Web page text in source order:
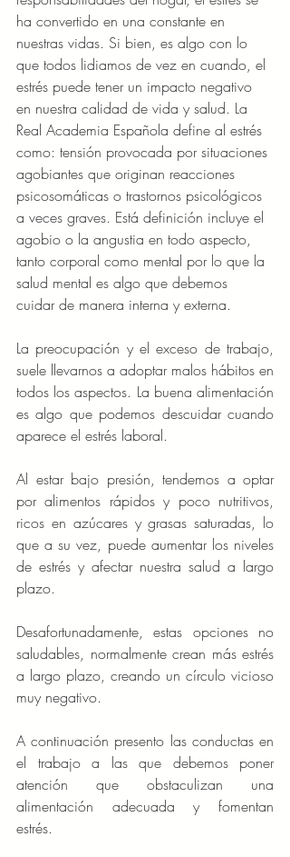
ha convertido en una constante en
nuestras vidas. Si bien, es algo con lo
que todos lidiamos de vez en cuando, el
estrés puede tener un impacto negativo
en nuestra calidad de vida y salud. La
Real Academia Española define al estrés
como: tensión provocada por situaciones
agobiantes que originan reacciones
psicosomáticas o trastornos psicológicos
a veces graves. Está definición incluye el
agobio o la angustia en todo aspecto,
tanto corporal como mental por lo que la
salud mental es algo que debemos
cuidar de manera interna y externa.
La preocupación y el exceso de trabajo,
suele llevarnos a adoptar malos hábitos en
todos los aspectos. La buena alimentación
es algo que podemos descuidar cuando
aparece el estrés laboral.
Al estar bajo presión, tendemos a optar
por alimentos rápidos y poco nutritivos,
ricos en azúcares y grasas saturadas, lo
que a su vez, puede aumentar los niveles
de estrés y afectar nuestra salud a largo
plazo.
Desafortunadamente, estas opciones no
saludables, normalmente crean más estrés
a largo plazo, creando un círculo vicioso
muy negativo.
A continuación presento las conductas en
el trabajo a las que debemos poner
atención que obstaculizan una
alimentación adecuada y fomentan
estrés.